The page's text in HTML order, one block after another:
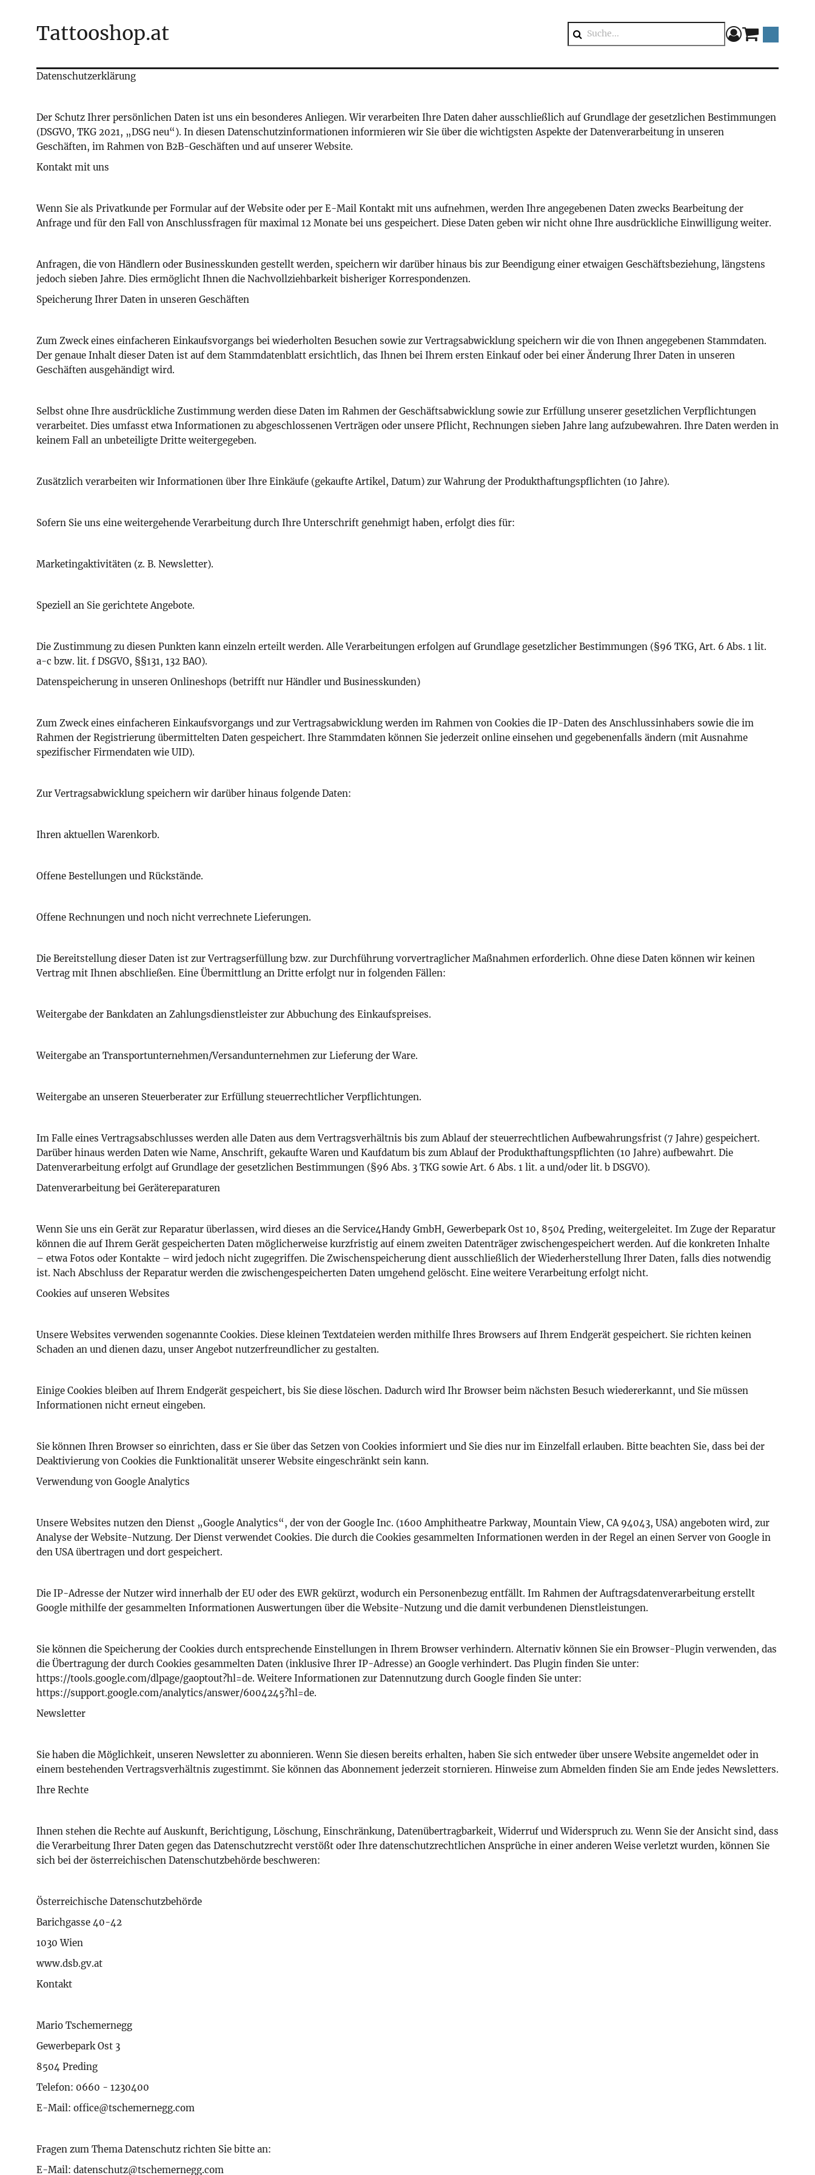
Tattooshop.at
Suche
Datenschutzerklärung
Der Schutz Ihrer persönlichen Daten ist uns ein besonderes Anliegen. Wir verarbeiten Ihre Daten daher ausschließlich auf Grundlage der gesetzlichen Bestimmungen
(DSGVO, TKG 2021, „DSG neu“). In diesen Datenschutzinformationen informieren wir Sie über die wichtigsten Aspekte der Datenverarbeitung in unseren
Geschäften, im Rahmen von B2B-Geschäften und auf unserer Website.
Kontakt mit uns
Wenn Sie als Privatkunde per Formular auf der Website oder per E-Mail Kontakt mit uns aufnehmen, werden Ihre angegebenen Daten zwecks Bearbeitung der
Anfrage und für den Fall von Anschlussfragen für maximal 12 Monate bei uns gespeichert. Diese Daten geben wir nicht ohne Ihre ausdrückliche Einwilligung weiter.
Anfragen, die von Händlern oder Businesskunden gestellt werden, speichern wir darüber hinaus bis zur Beendigung einer etwaigen Geschäftsbeziehung, längstens
jedoch sieben Jahre. Dies ermöglicht Ihnen die Nachvollziehbarkeit bisheriger Korrespondenzen.
Speicherung Ihrer Daten in unseren Geschäften
Zum Zweck eines einfacheren Einkaufsvorgangs bei wiederholten Besuchen sowie zur Vertragsabwicklung speichern wir die von Ihnen angegebenen Stammdaten.
Der genaue Inhalt dieser Daten ist auf dem Stammdatenblatt ersichtlich, das Ihnen bei Ihrem ersten Einkauf oder bei einer Änderung Ihrer Daten in unseren
Geschäften ausgehändigt wird.
Selbst ohne Ihre ausdrückliche Zustimmung werden diese Daten im Rahmen der Geschäftsabwicklung sowie zur Erfüllung unserer gesetzlichen Verpflichtungen
verarbeitet. Dies umfasst etwa Informationen zu abgeschlossenen Verträgen oder unsere Pflicht, Rechnungen sieben Jahre lang aufzubewahren. Ihre Daten werden in
keinem Fall an unbeteiligte Dritte weitergegeben.
Zusätzlich verarbeiten wir Informationen über Ihre Einkäufe (gekaufte Artikel, Datum) zur Wahrung der Produkthaftungspflichten (10 Jahre).
Sofern Sie uns eine weitergehende Verarbeitung durch Ihre Unterschrift genehmigt haben, erfolgt dies für:
Marketingaktivitäten (z. B. Newsletter).
Speziell an Sie gerichtete Angebote.
Die Zustimmung zu diesen Punkten kann einzeln erteilt werden. Alle Verarbeitungen erfolgen auf Grundlage gesetzlicher Bestimmungen (§96 TKG, Art. 6 Abs. 1 lit.
a-c bzw. lit. f DSGVO, §§131, 132 BAO).
Datenspeicherung in unseren Onlineshops (betrifft nur Händler und Businesskunden)
Zum Zweck eines einfacheren Einkaufsvorgangs und zur Vertragsabwicklung werden im Rahmen von Cookies die IP-Daten des Anschlussinhabers sowie die im
Rahmen der Registrierung übermittelten Daten gespeichert. Ihre Stammdaten können Sie jederzeit online einsehen und gegebenenfalls ändern (mit Ausnahme
spezifischer Firmendaten wie UID).
Zur Vertragsabwicklung speichern wir darüber hinaus folgende Daten:
Ihren aktuellen Warenkorb.
Offene Bestellungen und Rückstände.
Offene Rechnungen und noch nicht verrechnete Lieferungen.
Die Bereitstellung dieser Daten ist zur Vertragserfüllung bzw. zur Durchführung vorvertraglicher Maßnahmen erforderlich. Ohne diese Daten können wir keinen
Vertrag mit Ihnen abschließen. Eine Übermittlung an Dritte erfolgt nur in folgenden Fällen:
Weitergabe der Bankdaten an Zahlungsdienstleister zur Abbuchung des Einkaufspreises.
Weitergabe an Transportunternehmen/Versandunternehmen zur Lieferung der Ware.
Weitergabe an unseren Steuerberater zur Erfüllung steuerrechtlicher Verpflichtungen.
Im Falle eines Vertragsabschlusses werden alle Daten aus dem Vertragsverhältnis bis zum Ablauf der steuerrechtlichen Aufbewahrungsfrist (7 Jahre) gespeichert.
Darüber hinaus werden Daten wie Name, Anschrift, gekaufte Waren und Kaufdatum bis zum Ablauf der Produkthaftungspflichten (10 Jahre) aufbewahrt. Die
Datenverarbeitung erfolgt auf Grundlage der gesetzlichen Bestimmungen (§96 Abs. 3 TKG sowie Art. 6 Abs. 1 lit. a und/oder lit. b DSGVO).
Datenverarbeitung bei Gerätereparaturen
Wenn Sie uns ein Gerät zur Reparatur überlassen, wird dieses an die Service4Handy GmbH, Gewerbepark Ost 10, 8504 Preding, weitergeleitet. Im Zuge der Reparatur
können die auf Ihrem Gerät gespeicherten Daten möglicherweise kurzfristig auf einem zweiten Datenträger zwischengespeichert werden. Auf die konkreten Inhalte
– etwa Fotos oder Kontakte – wird jedoch nicht zugegriffen. Die Zwischenspeicherung dient ausschließlich der Wiederherstellung Ihrer Daten, falls dies notwendig
ist. Nach Abschluss der Reparatur werden die zwischengespeicherten Daten umgehend gelöscht. Eine weitere Verarbeitung erfolgt nicht.
Cookies auf unseren Websites
Unsere Websites verwenden sogenannte Cookies. Diese kleinen Textdateien werden mithilfe Ihres Browsers auf Ihrem Endgerät gespeichert. Sie richten keinen
Schaden an und dienen dazu, unser Angebot nutzerfreundlicher zu gestalten.
Einige Cookies bleiben auf Ihrem Endgerät gespeichert, bis Sie diese löschen. Dadurch wird Ihr Browser beim nächsten Besuch wiedererkannt, und Sie müssen
Informationen nicht erneut eingeben.
Sie können Ihren Browser so einrichten, dass er Sie über das Setzen von Cookies informiert und Sie dies nur im Einzelfall erlauben. Bitte beachten Sie, dass bei der
Deaktivierung von Cookies die Funktionalität unserer Website eingeschränkt sein kann.
Verwendung von Google Analytics
Unsere Websites nutzen den Dienst „Google Analytics“, der von der Google Inc. (1600 Amphitheatre Parkway, Mountain View, CA 94043, USA) angeboten wird, zur
Analyse der Website-Nutzung. Der Dienst verwendet Cookies. Die durch die Cookies gesammelten Informationen werden in der Regel an einen Server von Google in
den USA übertragen und dort gespeichert.
Die IP-Adresse der Nutzer wird innerhalb der EU oder des EWR gekürzt, wodurch ein Personenbezug entfällt. Im Rahmen der Auftragsdatenverarbeitung erstellt
Google mithilfe der gesammelten Informationen Auswertungen über die Website-Nutzung und die damit verbundenen Dienstleistungen.
Sie können die Speicherung der Cookies durch entsprechende Einstellungen in Ihrem Browser verhindern. Alternativ können Sie ein Browser-Plugin verwenden, das
die Übertragung der durch Cookies gesammelten Daten (inklusive Ihrer IP-Adresse) an Google verhindert. Das Plugin finden Sie unter:
https://tools.google.com/dlpage/gaoptout?hl=de. Weitere Informationen zur Datennutzung durch Google finden Sie unter:
https://support.google.com/analytics/answer/6004245?hl=de.
Newsletter
Sie haben die Möglichkeit, unseren Newsletter zu abonnieren. Wenn Sie diesen bereits erhalten, haben Sie sich entweder über unsere Website angemeldet oder in
einem bestehenden Vertragsverhältnis zugestimmt. Sie können das Abonnement jederzeit stornieren. Hinweise zum Abmelden finden Sie am Ende jedes Newsletters.
Ihre Rechte
Ihnen stehen die Rechte auf Auskunft, Berichtigung, Löschung, Einschränkung, Datenübertragbarkeit, Widerruf und Widerspruch zu. Wenn Sie der Ansicht sind, dass
die Verarbeitung Ihrer Daten gegen das Datenschutzrecht verstößt oder Ihre datenschutzrechtlichen Ansprüche in einer anderen Weise verletzt wurden, können Sie
sich bei der österreichischen Datenschutzbehörde beschweren:
Österreichische Datenschutzbehörde
Barichgasse 40-42
1030 Wien
www.dsb.gv.at
Kontakt
Mario Tschemernegg
Gewerbepark Ost 3
8504 Preding
Telefon: 0660 - 1230400
E-Mail: office@tschemernegg.com
Fragen zum Thema Datenschutz richten Sie bitte an:
E-Mail: datenschutz@tschemernegg.com